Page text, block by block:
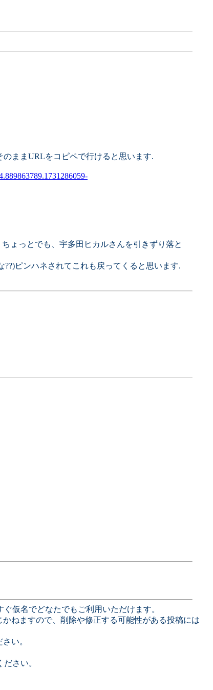
ままURLをコピペで行けると思います.
ょっとでも、宇多田ヒカルさんを引きずり落と
ピンハネされてこれも戻ってくると思います.
仮名でどなたでもご利用いただけます。
ねますので、削除や修正する可能性がある投稿には
い。
さい。